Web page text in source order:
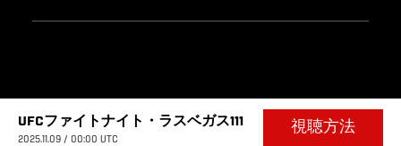
UFCファイトナイト・ラスベガス111
2025.11.09 / 00:00 UTC
視聴方法